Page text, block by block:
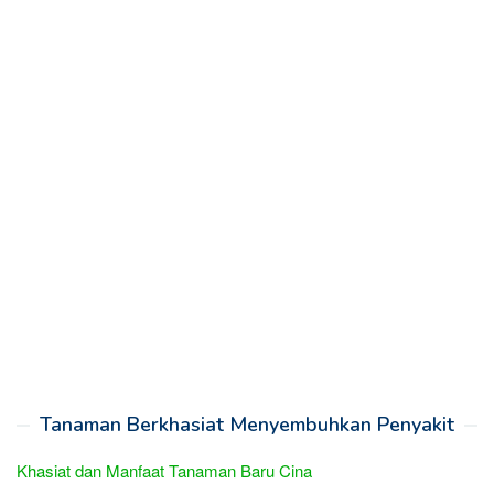
Tanaman Berkhasiat Menyembuhkan Penyakit
Khasiat dan Manfaat Tanaman Baru Cina